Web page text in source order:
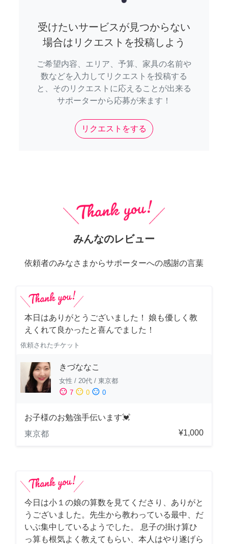
受けたいサービスが見つからない
場合はリクエストを投稿しよう
ご希望内容、エリア、予算、家具の名前や
数などを入力してリクエストを投稿する
と、そのリクエストに応えることが出来る
サポーターから応募が来ます！
リクエストをする
みんなのレビュー
依頼者のみなさまからサポーターへの感謝の言葉
本日はありがとうございました！ 娘も優しく教
えくれて良かったと喜んでました！
依頼されたチケット
きづななこ
女性 / 20代 / 東京都
sentiment_satisfied 7 sentiment_neutral 0 sentiment_dissatisfied 0
お子様のお勉強手伝います💓
東京都
¥1,000
今日は小１の娘の算数を見てくださり、ありがと
うございました。先生から教わっている最中、だ
いぶ集中しているようでした。 息子の掛け算ひ
っ算も根気よく教えてもらい、本人はやり遂げら